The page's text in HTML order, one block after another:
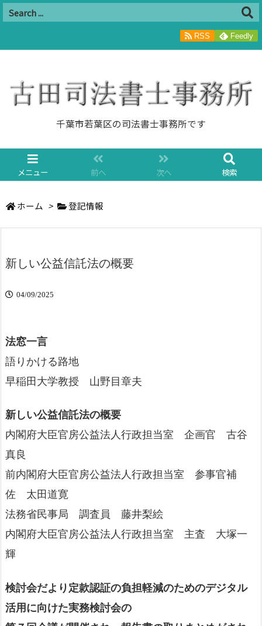
千葉市若葉区の司法書士事務所です
メニュー 前へ 次へ 検索
RSS Feedly
ホーム > 登記情報
新しい公益信託法の概要
04/09/2025
法窓一言
語りかける路地
早稲田大学教授 山野目章夫
新しい公益信託法の概要
内閣府大臣官房公益法人行政担当室 企画官 古谷
真良
前内閣府大臣官房公益法人行政担当室 参事官補
佐 太田道寛
法務省民事局 調査員 藤井梨絵
内閣府大臣官房公益法人行政担当室 主査 大塚一
輝
検討会だより定款認証の負担軽減のためのデジタル
活用に向けた実務検討会の